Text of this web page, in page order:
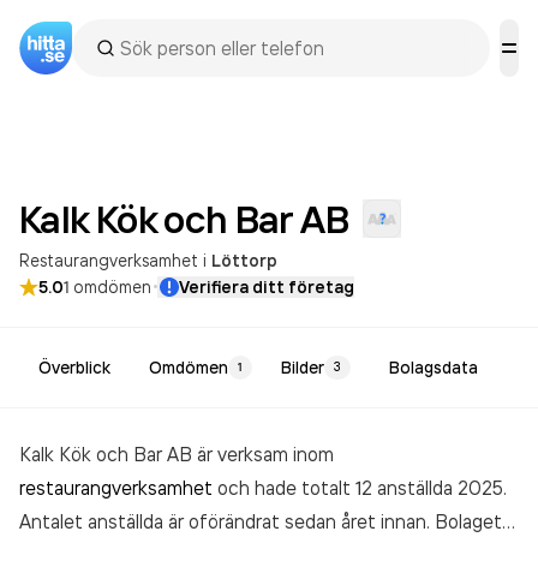
Kalk Kök och BarAB
Restaurangverksamhet i Löttorp
5.01 omdömen· Verifiera ditt företag
Överblick Omdömen 1 Bilder 3 Bolagsdata
Kalk Kök och Bar AB är verksam inom
restaurangverksamhet och hade totalt 12 anställda 2025.
Antalet anställda är oförändrat sedan året innan. Bolaget